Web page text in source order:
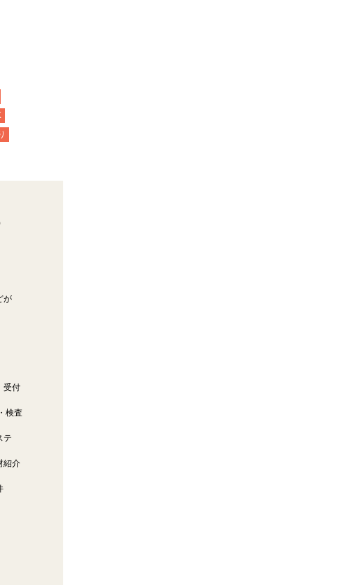
が
受付
検査
テ
紹介